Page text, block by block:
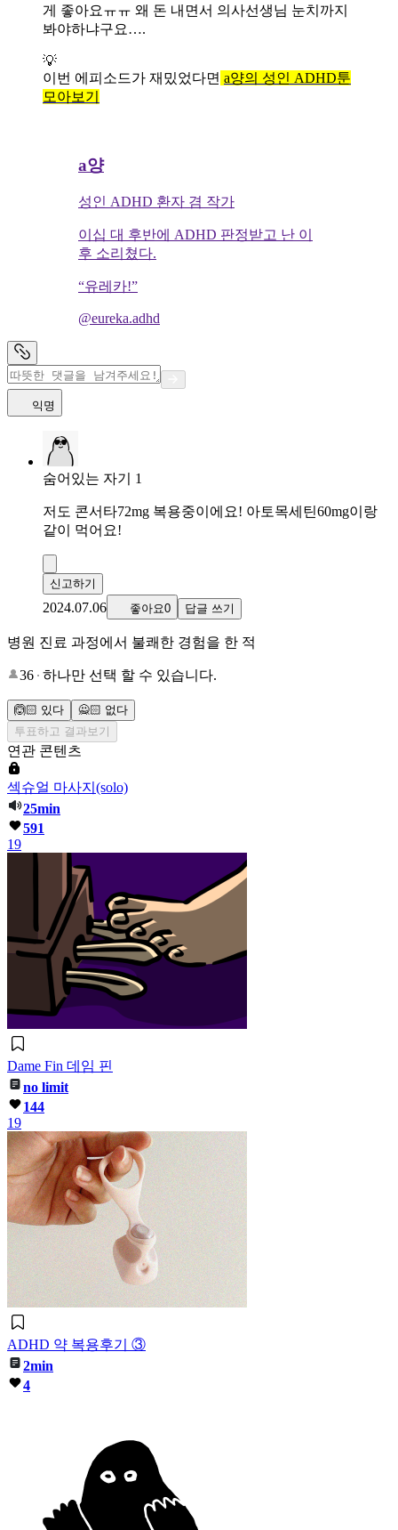
게 좋아요ㅠㅠ 왜 돈 내면서 의사선생님 눈치까지
봐야하냐구요….
💡
이번 에피소드가 재밌었다면 a양의 성인 ADHD툰
모아보기
a양
성인 ADHD 환자 겸 작가
이십 대 후반에 ADHD 판정받고 난 이
후 소리쳤다.
“유레카!”
@eureka.adhd
익명
숨어있는 자기 1
저도 콘서타72mg 복용중이에요! 아토목세틴60mg이랑
같이 먹어요!
신고하기
2024.07.06 좋아요0 답글 쓰기
병원 진료 과정에서 불쾌한 경험을 한 적
36 하나만 선택 할 수 있습니다.
🙆🏻 있다
🙅🏻 없다
투표하고 결과보기
연관 콘텐츠
섹슈얼 마사지(solo)
25min
591
19
Dame Fin 데임 핀
no limit
144
19
ADHD 약 복용후기 ③
2min
4